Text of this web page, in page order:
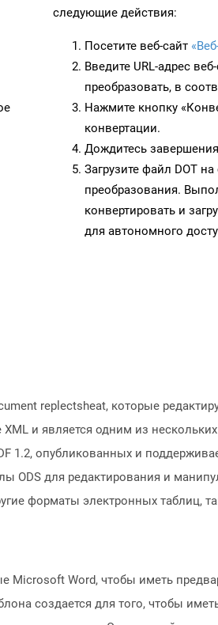
следующие действия:
Посетите веб-сайт
Введите URL-адрес
преобразовать, в
Нажмите кнопку
конвертации.
Дождитесь
Загрузите файл DOT
преобразования.
конвертировать и
для автономного
replectsheat, которые
и является одним из
1.2, опубликованных и
ODS для редактирования и
форматы электронных таблиц,
Word, чтобы иметь
создается для того, чтобы